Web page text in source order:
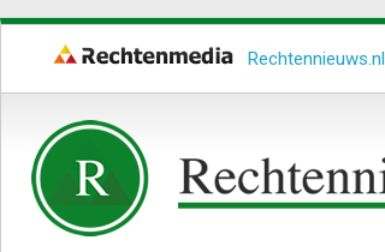
Rechtennieuws.nl